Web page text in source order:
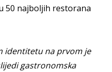
50 najboljih restorana
identitetu na prvom je
gastronomska